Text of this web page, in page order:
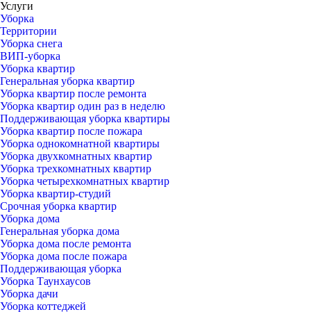
Услуги
Уборка
Территории
Уборка снега
ВИП-уборка
Уборка квартир
Генеральная уборка квартир
Уборка квартир после ремонта
Уборка квартир один раз в неделю
Поддерживающая уборка квартиры
Уборка квартир после пожара
Уборка однокомнатной квартиры
Уборка двухкомнатных квартир
Уборка трехкомнатных квартир
Уборка четырехкомнатных квартир
Уборка квартир-студий
Срочная уборка квартир
Уборка дома
Генеральная уборка дома
Уборка дома после ремонта
Уборка дома после пожара
Поддерживающая уборка
Уборка Таунхаусов
Уборка дачи
Уборка коттеджей